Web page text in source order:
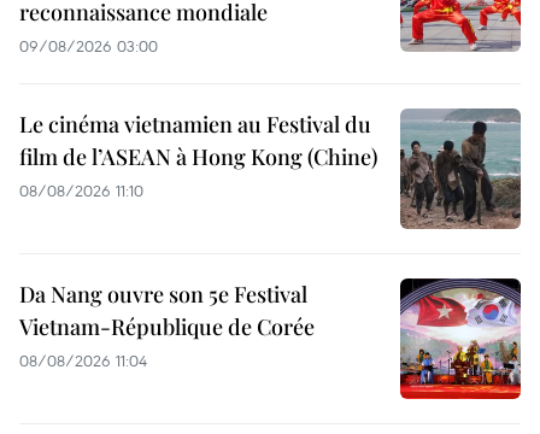
reconnaissance mondiale
09/08/2026 03:00
Le cinéma vietnamien au Festival du
film de l’ASEAN à Hong Kong (Chine)
08/08/2026 11:10
Da Nang ouvre son 5e Festival
Vietnam-République de Corée
08/08/2026 11:04